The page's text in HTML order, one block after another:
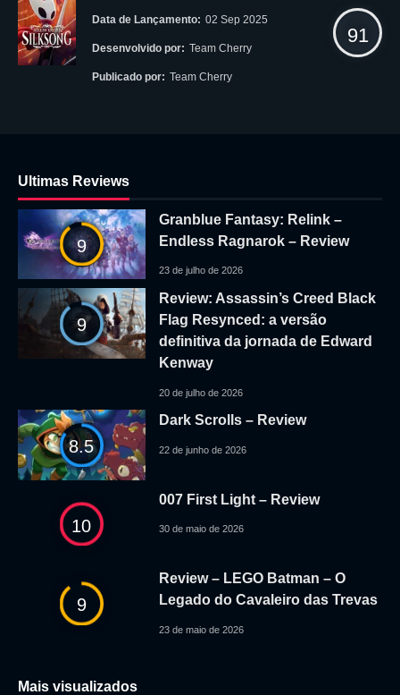
Data de Lançamento: 02 Sep 2025
Desenvolvido por: Team Cherry
Publicado por: Team Cherry
91
Ultimas Reviews
9
Granblue Fantasy: Relink –
Endless Ragnarok – Review
23 de julho de 2026
9
Review: Assassin’s Creed Black
Flag Resynced: a versão
definitiva da jornada de Edward
Kenway
20 de julho de 2026
8.5
Dark Scrolls – Review
22 de junho de 2026
10
007 First Light – Review
30 de maio de 2026
9
Review – LEGO Batman – O
Legado do Cavaleiro das Trevas
23 de maio de 2026
Mais visualizados